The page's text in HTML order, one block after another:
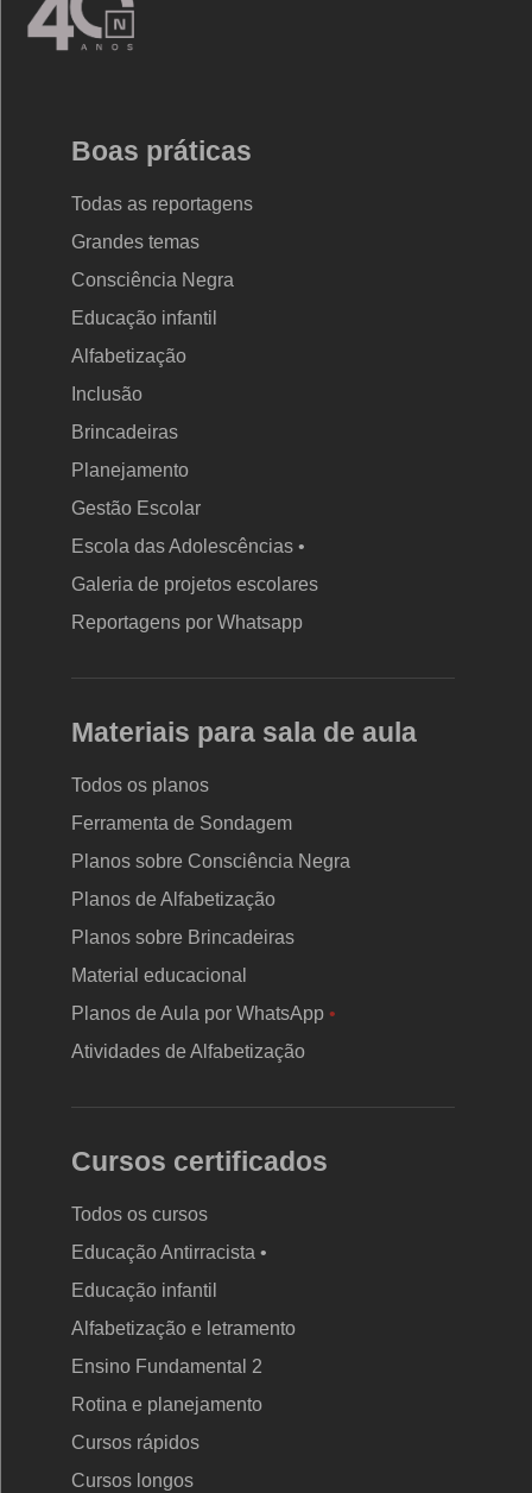
Para conversar com a turma:
para entendermos melhor a nossa própria vida aqui na
Boas práticas
Todas as reportagens
Grandes temas
Consciência Negra
Educação infantil
Alfabetização
Inclusão
Brincadeiras
Planejamento
Gestão Escolar
Escola das Adolescências •
Galeria de projetos escolares
Reportagens por Whatsapp
Materiais para sala de aula
Todos os planos
Ferramenta de Sondagem
Planos sobre Consciência Negra
Planos de Alfabetização
Planos sobre Brincadeiras
Material educacional
Planos de Aula por WhatsApp•
Atividades de Alfabetização
Cursos certificados
Todos os cursos
Educação Antirracista •
Educação infantil
Alfabetização e letramento
Ensino Fundamental 2
Rotina e planejamento
Cursos rápidos
Cursos longos